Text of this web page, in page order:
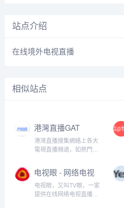
站点介绍
在线境外电视直播
相似站点
港灣直播GAT
港灣直播搜集網絡上各大
電視直播頻道，如熱門的
電視台供全球海外華人線
上觀看，同時在全世界還
能收看香港TVB以及台灣電
視台，請大家支持港灣直
电视眼 - 网络电视
直播网，CCTV、
卫视、体育直播
电视眼，又叫TV眼，一家
提供在线网络电视直播的